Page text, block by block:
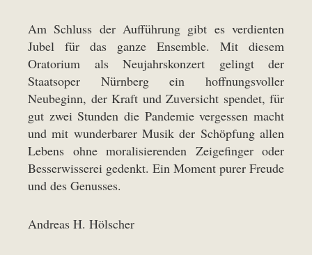
Am Schluss der Aufführung gibt es verdienten
Jubel für das ganze Ensemble. Mit diesem
Oratorium als Neujahrskonzert gelingt der
Staatsoper Nürnberg ein hoffnungsvoller
Neubeginn, der Kraft und Zuversicht spendet, für
gut zwei Stunden die Pandemie vergessen macht
und mit wunderbarer Musik der Schöpfung allen
Lebens ohne moralisierenden Zeigefinger oder
Besserwisserei gedenkt. Ein Moment purer Freude
und des Genusses.
Andreas H. Hölscher